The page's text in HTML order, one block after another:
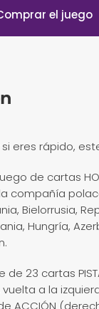
el juego
eres rápido,
de cartas HOT
compañía polaca
Bielorrusia,
Hungría,
de 23 cartas
a la
ACCIÓN